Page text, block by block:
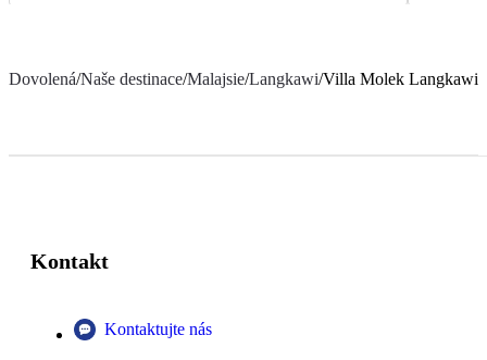
Dovolená/Naše destinace/Malajsie/Langkawi/Villa Molek Langkawi
Kontakt
Kontaktujte nás